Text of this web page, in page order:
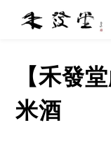
【禾發
米酒